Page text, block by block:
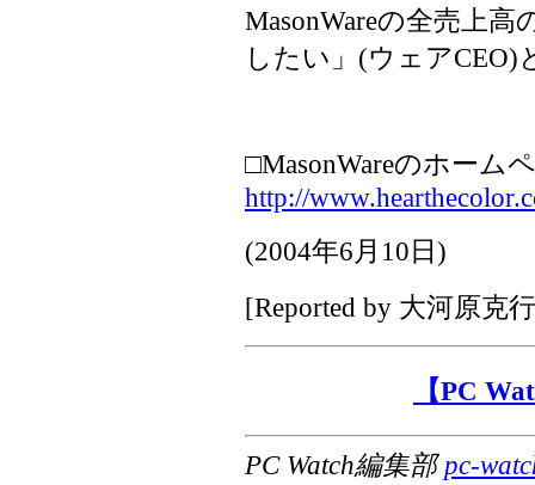
MasonWareの全売上
したい」(ウェアCEO)
□MasonWareのホーム
http://
(2004年6月10日 )
[Reported by 大河原克行
【PC
PC Watch編集部pc-